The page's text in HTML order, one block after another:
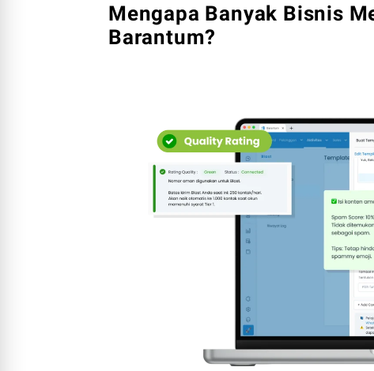
Mengapa Banyak Bisnis
Barantum?